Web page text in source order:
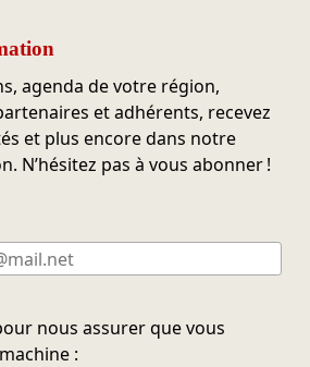
agenda de votre région,
et adhérents, recevez
et plus encore dans notre
N’hésitez pas à vous abonner !
nous assurer que vous
: